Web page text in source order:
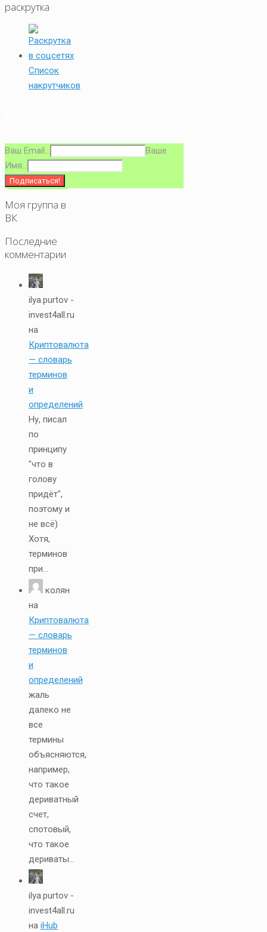
раскрутка
Список
накрутчиков
Ваш Email...
Ваше
Имя...
Моя группа в
ВК
Последние
комментарии
ilya.purtov -
invest4all.ru
на
Криптовалюта
— словарь
терминов
и
определений
Ну, писал
по
принципу
"что в
голову
придёт",
поэтому и
не всё)
Хотя,
терминов
при...
колян
на
Криптовалюта
— словарь
терминов
и
определений
жаль
далеко не
все
термины
объясняются,
например,
что такое
дериватный
счет,
спотовый,
что такое
дериваты...
ilya.purtov -
invest4all.ru
на iHub